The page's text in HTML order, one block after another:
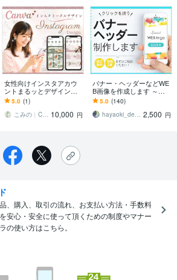
女性向けインスタアカウ
ントまるッとデザインし
ます 【3名様限定価格】ま
とめて依頼でお得に“選ば
れる世界観”に！
5.0 (1)
こみの︴Canvaデザイン 10,000 円
バナー・ヘッダーなどWE
B画像を作成します ～シ
ンプルだけどターゲット
に響くデザインを提案～
5.0 (140)
hayaoki_design 2,500 円
、購入、取引の流れ、お支払い方法・手数料
安心・安全に使って頂くための制度やマナー
の使い方はこちら。